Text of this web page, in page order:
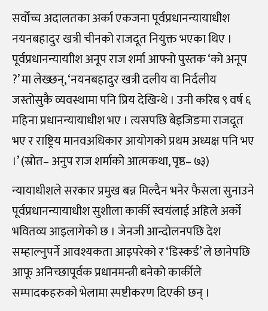
सर्वोच्च अदालतका अर्का एकजना पूर्वप्रधानन्यायाधीश
नयनबहादुर खत्री चीनको राजदूत नियुक्त भएका थिए ।
पूर्वप्रधानन्यायाीश अनूप राज शर्मा आफ्नो पुस्तक ‘को अनूप
?’ मा लेख्छन्, ‘नयनबहादुर खत्री दलीय वा निर्दलीय
जस्तोसुकै व्यवस्थामा पनि प्रिय देखिन्थे । उनी करिब ९ वर्ष ६
महिना प्रधानन्यायाधीश भए । त्यसपछि बेइजिङमा राजदूत
भए र राष्ट्रिय मानवअधिकार आयोगको प्रथम अध्यक्ष पनि भए
।’ (स्रोत– अनुप राज शर्माको आत्मकथा, पृष्ठ– ७३)
न्यायाधीशले सरकार प्रमुख बन्न मिल्दैन भनेर फैसला सुनाउने
पूर्वप्रधानन्यायाधीश सुशीला कार्की स्वयंलाई अहिले अर्को
भवितव्य आइलागेको छ । जेनजी आन्दोलनपछि देश
सम्हाल्नुपर्ने आवश्यकता आइपरेको र ‘डिस्कर्ड’ ले छानेपछि
आफू अनिच्छापूर्वक प्रधानमन्त्री बनेको कार्कीले
सम्पादकहरुको भेलामा स्पष्टीकरण दिएकी छन् ।